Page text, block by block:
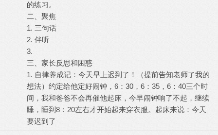
的练习。
二、聚焦
1. 三句话
2. 伴听
3.
三、家长反思和困惑
1. 自律养成记：今天早上迟到了！（提前告知老师了我的
想法）约定给他定好闹钟，6：30，6：35，6：40三个时
间，我和爸爸不会再催他起床，今早闹钟响了不起，继续
睡，睡到8：20左右才开始起来穿衣服。起床来说：今天
要迟到了